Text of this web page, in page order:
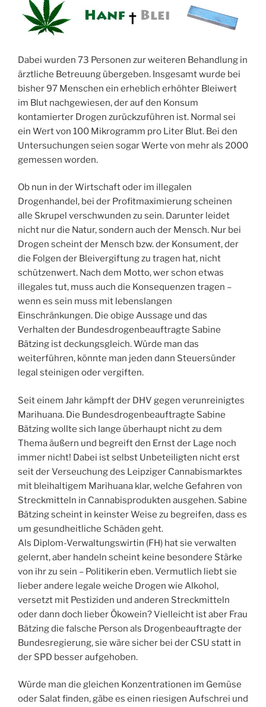
Dabei wurden 73 Personen zur weiteren Behandlung in
ärztliche Betreuung übergeben. Insgesamt wurde bei
bisher 97 Menschen ein erheblich erhöhter Bleiwert
im Blut nachgewiesen, der auf den Konsum
kontamierter Drogen zurückzuführen ist. Normal sei
ein Wert von 100 Mikrogramm pro Liter Blut. Bei den
Untersuchungen seien sogar Werte von mehr als 2000
gemessen worden.
Ob nun in der Wirtschaft oder im illegalen
Drogenhandel, bei der Profitmaximierung scheinen
alle Skrupel verschwunden zu sein. Darunter leidet
nicht nur die Natur, sondern auch der Mensch. Nur bei
Drogen scheint der Mensch bzw. der Konsument, der
die Folgen der Bleivergiftung zu tragen hat, nicht
schützenwert. Nach dem Motto, wer schon etwas
illegales tut, muss auch die Konsequenzen tragen –
wenn es sein muss mit lebenslangen
Einschränkungen. Die obige Aussage und das
Verhalten der Bundesdrogenbeauftragte Sabine
Bätzing ist deckungsgleich. Würde man das
weiterführen, könnte man jeden dann Steuersünder
legal steinigen oder vergiften.
Seit einem Jahr kämpft der DHV gegen verunreinigtes
Marihuana. Die Bundesdrogenbeauftragte Sabine
Bätzing wollte sich lange überhaupt nicht zu dem
Thema äußern und begreift den Ernst der Lage noch
immer nicht! Dabei ist selbst Unbeteiligten nicht erst
seit der Verseuchung des Leipziger Cannabismarktes
mit bleihaltigem Marihuana klar, welche Gefahren von
Streckmitteln in Cannabisprodukten ausgehen. Sabine
Bätzing scheint in keinster Weise zu begreifen, dass es
um gesundheitliche Schäden geht.
Als Diplom-Verwaltungswirtin (FH) hat sie verwalten
gelernt, aber handeln scheint keine besondere Stärke
von ihr zu sein – Politikerin eben. Vermutlich liebt sie
lieber andere legale weiche Drogen wie Alkohol,
versetzt mit Pestiziden und anderen Streckmitteln
oder dann doch lieber Ökowein? Vielleicht ist aber Frau
Bätzing die falsche Person als Drogenbeauftragte der
Bundesregierung, sie wäre sicher bei der CSU statt in
der SPD besser aufgehoben.
Würde man die gleichen Konzentrationen im Gemüse
oder Salat finden, gäbe es einen riesigen Aufschrei und